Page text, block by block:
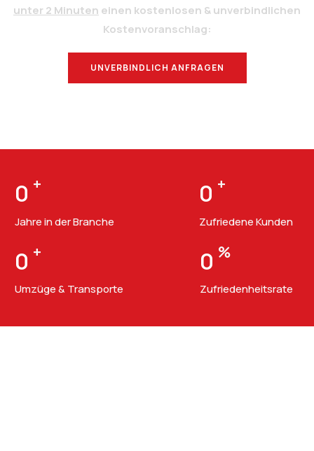
unter 2 Minuten einen kostenlosen & unverbindlichen
Kostenvoranschlag:
UNVERBINDLICH ANFRAGEN
0 +
Jahre in der Branche
0 +
Zufriedene Kunden
0 +
Umzüge & Transporte
0 %
Zufriedenheitsrate